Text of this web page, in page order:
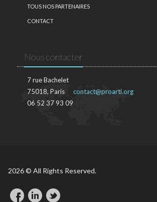
TOUS NOS PARTENAIRES
CONTACT
Nous contacter
7 rue Bachelet
75018, Paris
06 52 37 93 09
contact@proarti.org
2026 © All Rights Reserved.